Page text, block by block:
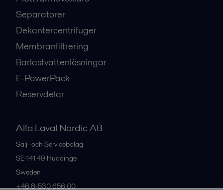
Separatorer
Dekantercentrifuger
Membranfiltrering
Barlastvattenlösningar
E-PowerPack
Reservdelar
Alfa Laval Nordic AB
Sälj- och Servicebolag
SE-141 49 Huddinge
Sweden
+46 8-530 656 00